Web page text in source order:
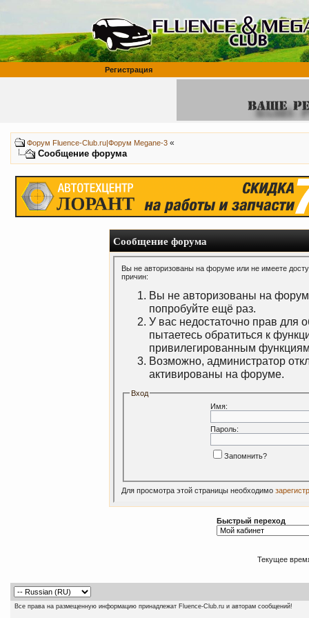
Регистрация
Форум Fluence-Club.ru|Форум Megane-3 «
Сообщение форума
Сообщение форума
Вы не авторизованы на форуме или не имеете
причин:
Вы не авторизованы на
попробуйте ещё раз.
У вас недостаточно прав для
пытаетесь обратиться к
привилегированным
Возможно, администратор
активированы на форуме.
Вход
Имя:
Пароль:
Запомнить?
Для просмотра этой страницы необходимо
Быстрый переход
Текущее
Все права на размещенную информацию принадлежат Fluence-Club.ru и авторам сообщений!